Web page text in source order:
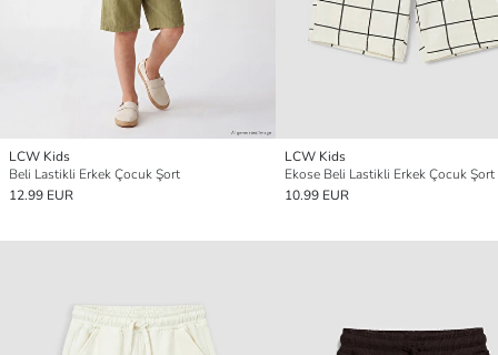
LCW Kids
Beli Lastikli Erkek Çocuk Şort
12.99 EUR
LCW Kids
Ekose Beli Lastikli Erkek Çocuk Şort
10.99 EUR